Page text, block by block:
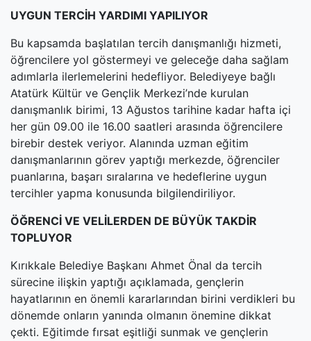
UYGUN TERCİH YARDIMI YAPILIYOR
Bu kapsamda başlatılan tercih danışmanlığı hizmeti,
öğrencilere yol göstermeyi ve geleceğe daha sağlam
adımlarla ilerlemelerini hedefliyor. Belediyeye bağlı
Atatürk Kültür ve Gençlik Merkezi’nde kurulan
danışmanlık birimi, 13 Ağustos tarihine kadar hafta içi
her gün 09.00 ile 16.00 saatleri arasında öğrencilere
birebir destek veriyor. Alanında uzman eğitim
danışmanlarının görev yaptığı merkezde, öğrenciler
puanlarına, başarı sıralarına ve hedeflerine uygun
tercihler yapma konusunda bilgilendiriliyor.
ÖĞRENCİ VE VELİLERDEN DE BÜYÜK TAKDİR
TOPLUYOR
Kırıkkale Belediye Başkanı Ahmet Önal da tercih
sürecine ilişkin yaptığı açıklamada, gençlerin
hayatlarının en önemli kararlarından birini verdikleri bu
dönemde onların yanında olmanın önemine dikkat
çekti. Eğitimde fırsat eşitliği sunmak ve gençlerin